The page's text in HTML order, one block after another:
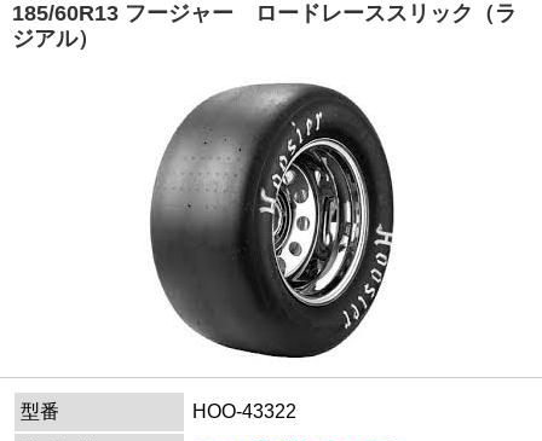
185/60R13 フージャー ロードレーススリック（ラ
ジアル）
型番
HOO-43322